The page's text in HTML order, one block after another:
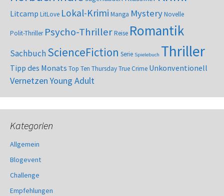
Litcamp LitLove Lokal-Krimi Manga MysteryNovelle
Polit-Thriller Psycho-ThrillerReise Romantik
SachbuchScienceFiction Serie Spielebuch Thriller
Tipp des Monats Top Ten ThursdayTrue Crime Unkonventionell
VernetzenYoung Adult
Kategorien
Allgemein
Blogevent
Challenge
Empfehlungen